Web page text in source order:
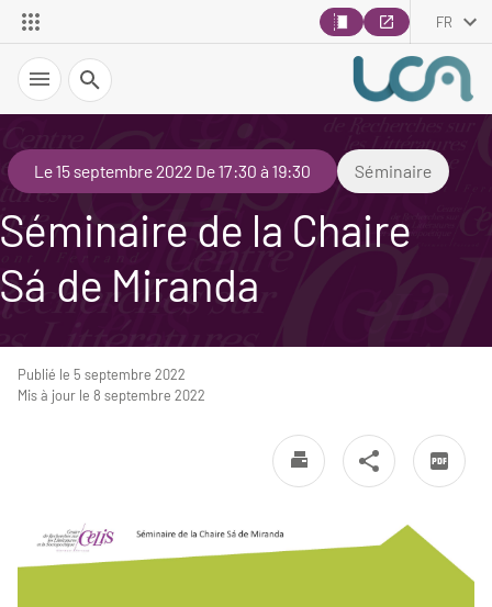
FR
Recherche
Le 15 septembre 2022 De 17:30 à 19:30 Séminaire
Séminaire de la Chaire
Sá de Miranda
Publié le 5 septembre 2022
Mis à jour le 8 septembre 2022